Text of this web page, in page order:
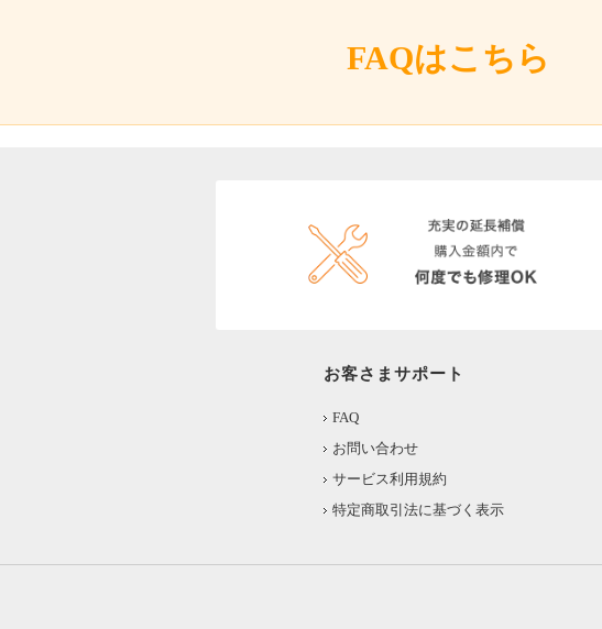
FAQはこちら
お客さまサポート
FAQ
お問い合わせ
サービス利用規約
特定商取引法に基づく表示